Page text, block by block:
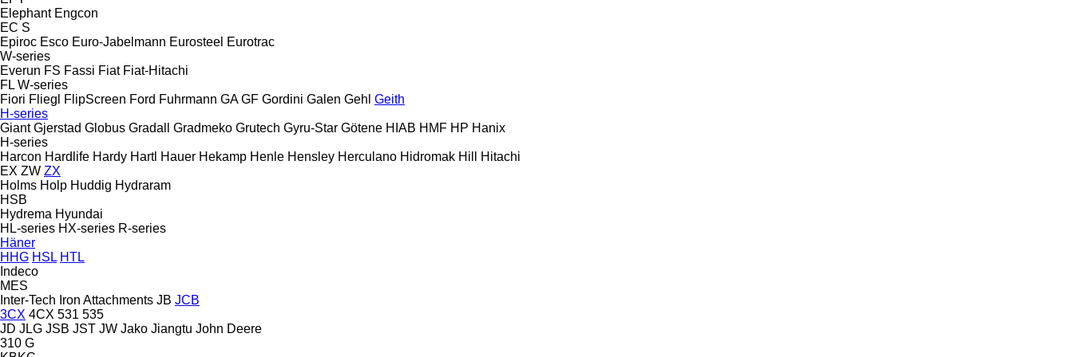
Elephant Engcon
EC S
Epiroc Esco Euro-Jabelmann Eurosteel Eurotrac
W-series
Everun FS Fassi Fiat Fiat-Hitachi
FL W-series
Fiori Fliegl FlipScreen Ford Fuhrmann GA GF Gordini Galen Gehl Geith
H-series
Giant Gjerstad Globus Gradall Gradmeko Grutech Gyru-Star Götene HIAB HMF HP Hanix
H-series
Harcon Hardlife Hardy Hartl Hauer Hekamp Henle Hensley Herculano Hidromak Hill
Hitachi
EX ZW ZX
Holms Holp Huddig Hydraram
HSB
Hydrema Hyundai
HL-series HX-series R-series
Häner
HHG HSL HTL
Indeco
MES
Inter-Tech Iron Attachments JB JCB
3CX 4CX 531 535
JD JLG JSB JST JW Jako Jiangtu John Deere
310 G